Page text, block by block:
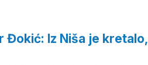
Đokić: Iz Niša je kretalo,